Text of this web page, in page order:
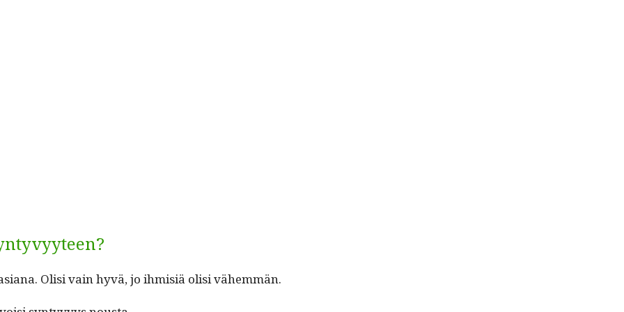
Olisi vain hyvä, jo ihmisiä olisi vähemmän.